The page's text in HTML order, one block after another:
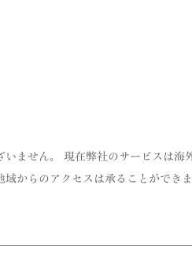
いません。 現在弊社のサービスは海
域からのアクセスは承ることができま